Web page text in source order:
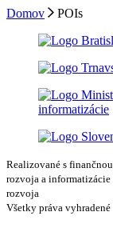
Domov POIs
Realizované s
rozvoja a
rozvoja
Všetky práva